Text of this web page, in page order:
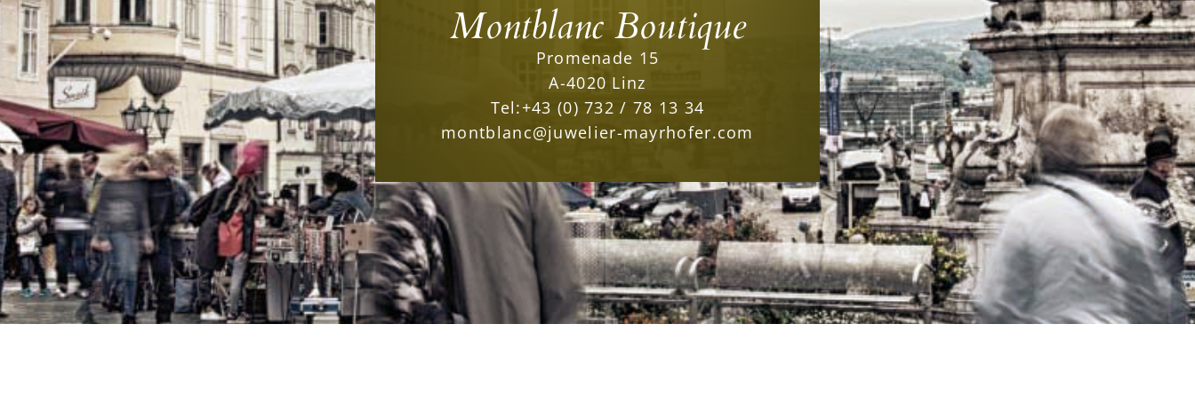
Montblanc Boutique
Promenade 15
A-4020 Linz
Tel:+43 (0) 732 / 78 13 34
montblanc@juwelier-mayrhofer.com